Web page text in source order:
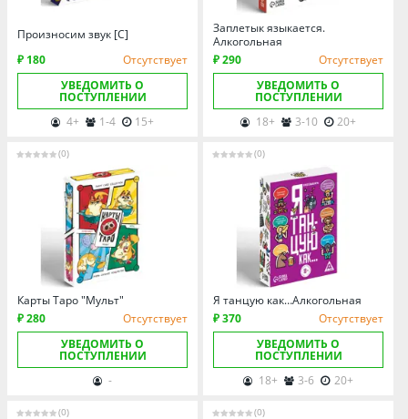
Произносим звук [С]
₽ 180
Отсутствует
УВЕДОМИТЬ О
ПОСТУПЛЕНИИ
4+
1-4 15+
Заплетык языкается.
Алкогольная
₽ 290
Отсутствует
УВЕДОМИТЬ О
ПОСТУПЛЕНИИ
18+
3-10 20+
(0)
Карты Таро "Мульт"
₽ 280
Отсутствует
УВЕДОМИТЬ О
ПОСТУПЛЕНИИ
-
(0)
Я танцую как…Алкогольная
₽ 370
Отсутствует
УВЕДОМИТЬ О
ПОСТУПЛЕНИИ
18+
3-6 20+
(0) (0)